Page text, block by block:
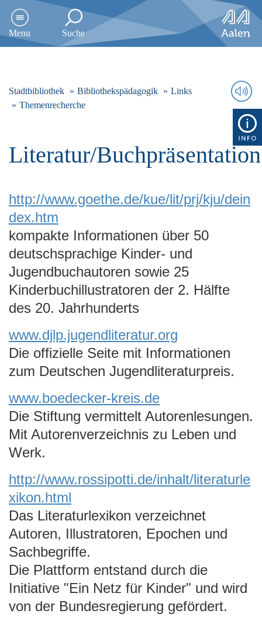
r
e
p
Menu Suche
Stadtbibliothek Bibliothekspädagogik
Links
Themenrecherche
Literatur/Buchpräsentation
http://www.goethe.de/kue/lit/prj/kju/dein
dex.htm
kompakte Informationen über 50
deutschsprachige Kinder- und
Jugendbuchautoren sowie 25
Kinderbuchillustratoren der 2. Hälfte
des 20. Jahrhunderts
www.djlp.jugendliteratur.org
Die offizielle Seite mit Informationen
zum Deutschen Jugendliteraturpreis.
www.boedecker-kreis.de
Die Stiftung vermittelt Autorenlesungen.
Mit Autorenverzeichnis zu Leben und
Werk.
http://www.rossipotti.de/inhalt/literaturle
xikon.html
Das Literaturlexikon verzeichnet
Autoren, Illustratoren, Epochen und
Sachbegriffe.
Die Plattform entstand durch die
Initiative "Ein Netz für Kinder" und wird
von der Bundesregierung gefördert.